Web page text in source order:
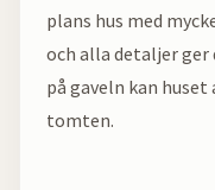
plans hus med
och alla detaljer ger
på gaveln kan
tomten.